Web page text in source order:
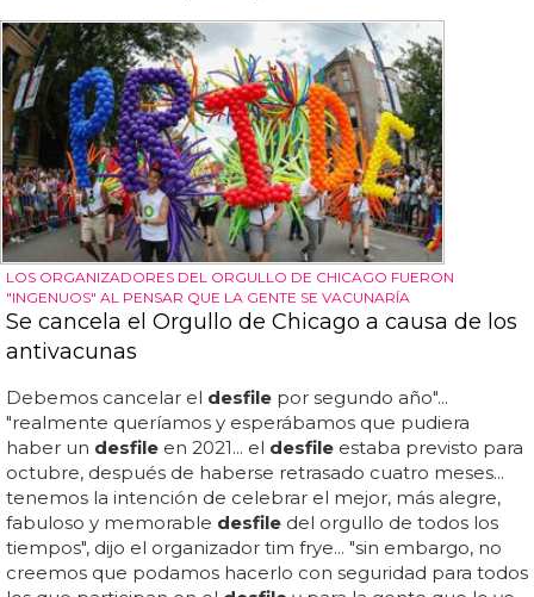
LOS ORGANIZADORES DEL ORGULLO DE CHICAGO FUERON
"INGENUOS" AL PENSAR QUE LA GENTE SE VACUNARÍA
Se cancela el Orgullo de Chicago a causa de los
antivacunas
Debemos cancelar el desfile por segundo año"...
"realmente queríamos y esperábamos que pudiera
haber un desfile en 2021... el desfile estaba previsto para
octubre, después de haberse retrasado cuatro meses...
tenemos la intención de celebrar el mejor, más alegre,
fabuloso y memorable desfile del orgullo de todos los
tiempos", dijo el organizador tim frye... "sin embargo, no
creemos que podamos hacerlo con seguridad para todos